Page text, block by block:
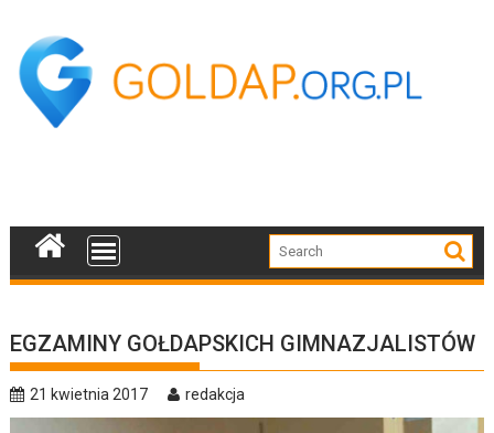
content
EGZAMINY GOŁDAPSKICH GIMNAZJALISTÓW
21 kwietnia 2017 redakcja